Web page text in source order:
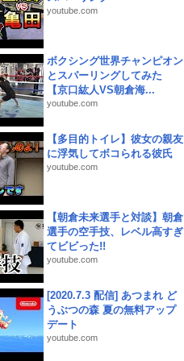
youtube.com
ボクシング世界チャンピオン
とスパーリングしてみた
【京口紘人VS朝倉海...
youtube.com
【多目的トイレ】彼女の親友
に浮気してボコられる彼氏
youtube.com
【朝倉未来選手と対談】朝倉
選手の空手技、レベル高すぎ
てビビった!!
youtube.com
[2020.7.3 配信] あつまれ ど
うぶつの森 夏の無料アップ
デート
youtube.com